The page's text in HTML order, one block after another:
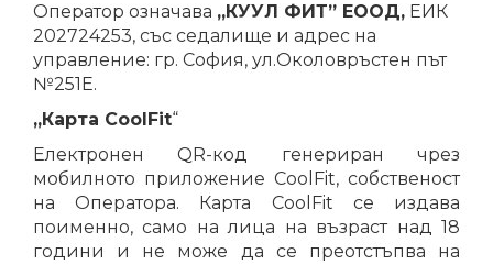
Оператор означава „КУУЛ ФИТ” ЕООД, ЕИК
202724253, със седалище и адрес на
управление: гр. София, ул.Околовръстен път
№251Е.
„Карта CoolFit“
Електронен QR-код генериран чрез
мобилното приложение CoolFit, собственост
на Оператора. Карта CoolFit се издава
поименно, само на лица на възраст над 18
години и не може да се преотстъпва на